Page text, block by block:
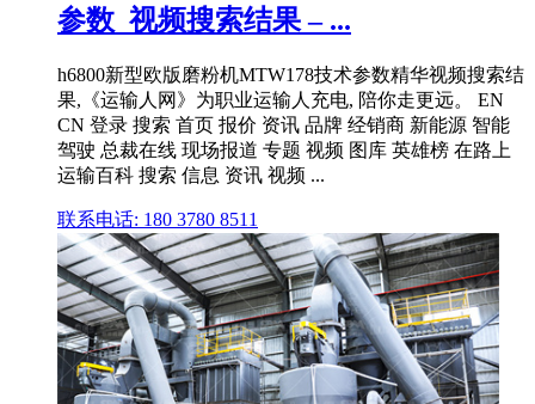
参数_视频搜索结果 – ...
h6800新型欧版磨粉机MTW178技术参数精华视频搜索结
果,《运输人网》为职业运输人充电, 陪你走更远。 EN
CN 登录 搜索 首页 报价 资讯 品牌 经销商 新能源 智能
驾驶 总裁在线 现场报道 专题 视频 图库 英雄榜 在路上
运输百科 搜索 信息 资讯 视频 ...
联系电话: 180 3780 8511